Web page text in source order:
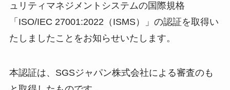
ュリティマネジメントシステムの国際規格
「ISO/IEC 27001:2022（ISMS）」の認証を取得い
たしましたことをお知らせいたします。
本認証は、SGSジャパン株式会社による審査のも